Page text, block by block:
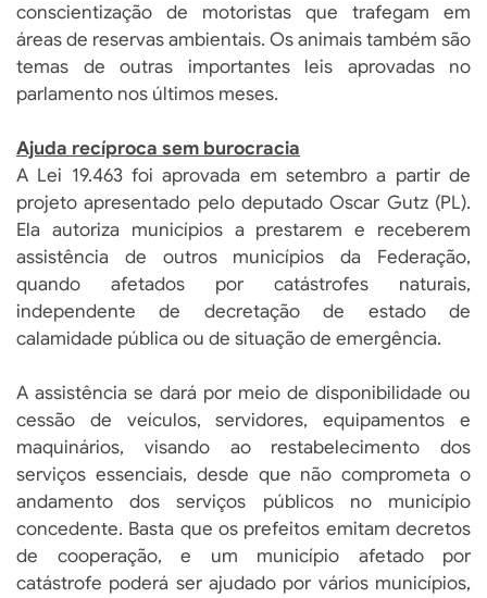
conscientização de motoristas que trafegam em
áreas de reservas ambientais. Os animais também são
temas de outras importantes leis aprovadas no
parlamento nos últimos meses.
Ajuda recíproca sem burocracia
A Lei 19.463 foi aprovada em setembro a partir de
projeto apresentado pelo deputado Oscar Gutz (PL).
Ela autoriza municípios a prestarem e receberem
assistência de outros municípios da Federação,
quando afetados por catástrofes naturais,
independente de decretação de estado de
calamidade pública ou de situação de emergência.
A assistência se dará por meio de disponibilidade ou
cessão de veículos, servidores, equipamentos e
maquinários, visando ao restabelecimento dos
serviços essenciais, desde que não comprometa o
andamento dos serviços públicos no município
concedente. Basta que os prefeitos emitam decretos
de cooperação, e um município afetado por
catástrofe poderá ser ajudado por vários municípios,